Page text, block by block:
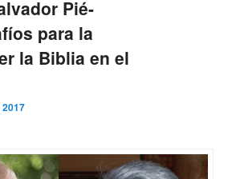
Pié-
para la
la Biblia en el